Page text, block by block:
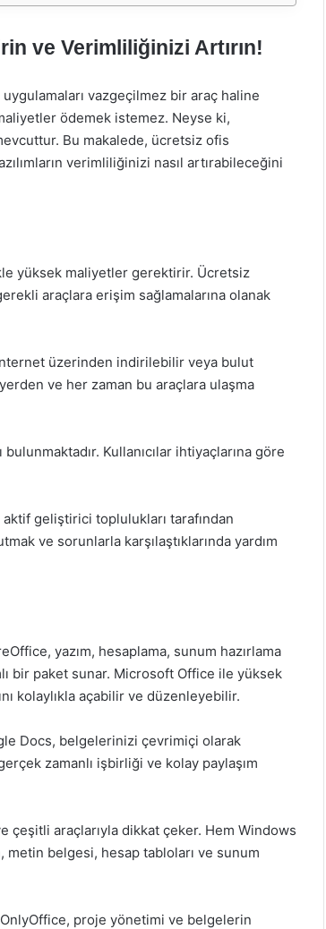
ve Verimliliğinizi Artırın!
vazgeçilmez bir araç haline
ödemek istemez. Neyse ki,
Bu makalede, ücretsiz ofis
verimliliğinizi nasıl artırabileceğini
yüksek maliyetler gerektirir. Ücretsiz
araçlara erişim sağlamalarına olanak
üzerinden indirilebilir veya bulut
ve her zaman bu araçlara ulaşma
Kullanıcılar ihtiyaçlarına göre
aktif geliştirici toplulukları tarafından
ve sorunlarla karşılaştıklarında yardım
yazım, hesaplama, sunum hazırlama
bir paket sunar. Microsoft Office ile yüksek
kolaylıkla açabilir ve düzenleyebilir.
Docs, belgelerinizi çevrimiçi olarak
zamanlı işbirliği ve kolay paylaşım
çeşitli araçlarıyla dikkat çeker. Hem Windows
belgesi, hesap tabloları ve sunum
proje yönetimi ve belgelerin